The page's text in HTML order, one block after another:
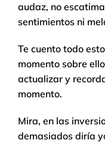
audaz, no
sentimientos ni
Te cuento todo
momento sobre
actualizar y
momento.
Mira, en las
demasiados diría